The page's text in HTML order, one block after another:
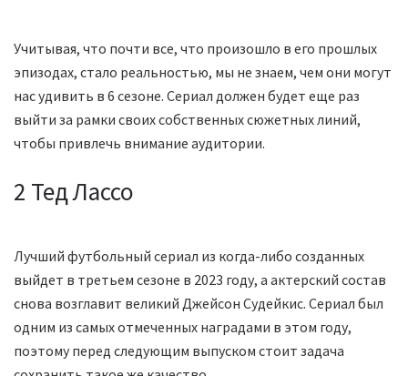
Учитывая, что почти все, что произошло в его прошлых
эпизодах, стало реальностью, мы не знаем, чем они могут
нас удивить в 6 сезоне. Сериал должен будет еще раз
выйти за рамки своих собственных сюжетных линий,
чтобы привлечь внимание аудитории.
2 Тед Лассо
Лучший футбольный сериал из когда-либо созданных
выйдет в третьем сезоне в 2023 году, а актерский состав
снова возглавит великий Джейсон Судейкис. Сериал был
одним из самых отмеченных наградами в этом году,
поэтому перед следующим выпуском стоит задача